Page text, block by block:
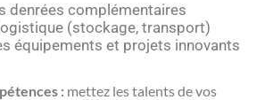
denrées complémentaires
(stockage, transport)
équipements et projets innovants
: mettez les talents de vos